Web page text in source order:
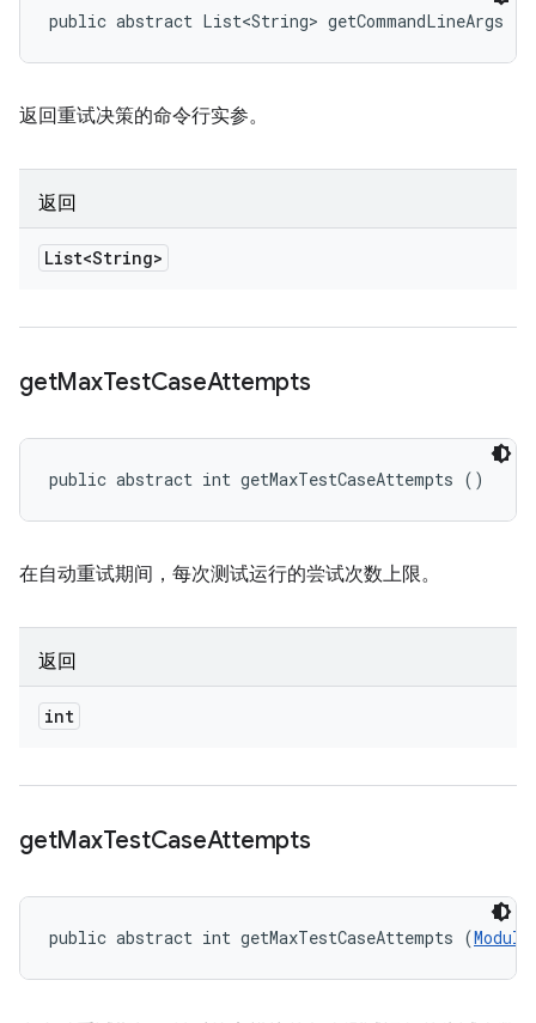
public abstract List<String> getCommandLineArgs ()
返回重试决策的命令行实参。
返回
List<String>
getMaxTestCaseAttempts
public abstract int getMaxTestCaseAttempts ()
在自动重试期间，每次测试运行的尝试次数上限。
返回
int
getMaxTestCaseAttempts
public abstract int getMaxTestCaseAttempts (